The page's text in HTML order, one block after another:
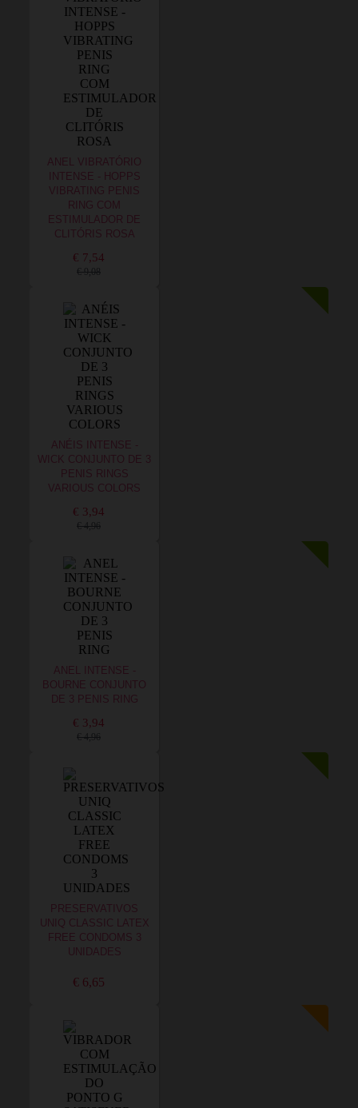
ANEL VIBRATÓRIO
INTENSE - HOPPS
VIBRATING PENIS
RING COM
ESTIMULADOR DE
CLITÓRIS ROSA
€ 7,54
€ 9,08
ANÉIS INTENSE -
WICK CONJUNTO DE 3
PENIS RINGS
VARIOUS COLORS
€ 3,94
€ 4,96
ANEL INTENSE -
BOURNE CONJUNTO
DE 3 PENIS RING
€ 3,94
€ 4,96
PRESERVATIVOS
UNIQ CLASSIC LATEX
FREE CONDOMS 3
UNIDADES
€ 6,65